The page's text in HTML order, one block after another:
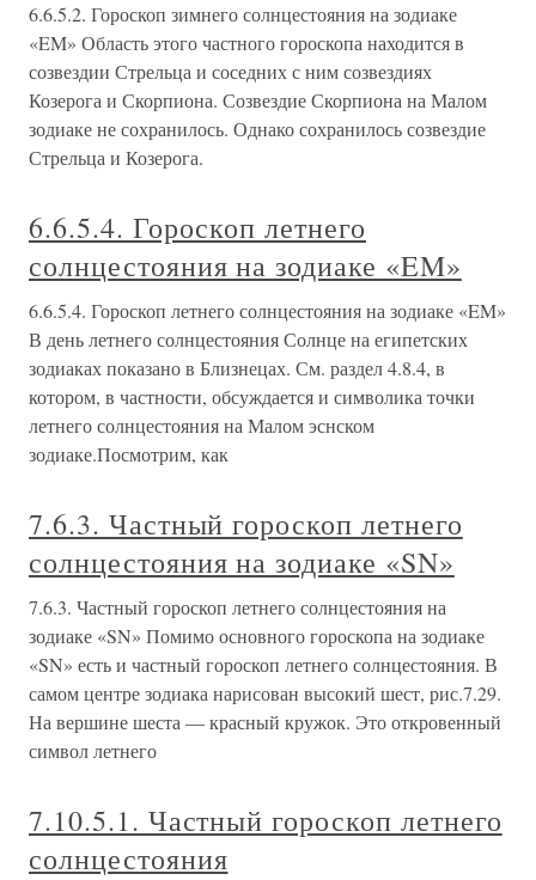
6.6.5.2. Гороскоп зимнего солнцестояния на зодиаке
«EM» Область этого частного гороскопа находится в
созвездии Стрельца и соседних с ним созвездиях
Козерога и Скорпиона. Созвездие Скорпиона на Малом
зодиаке не сохранилось. Однако сохранилось созвездие
Стрельца и Козерога.
6.6.5.4. Гороскоп летнего
солнцестояния на зодиаке «EM»
6.6.5.4. Гороскоп летнего солнцестояния на зодиаке «EM»
В день летнего солнцестояния Солнце на египетских
зодиаках показано в Близнецах. См. раздел 4.8.4, в
котором, в частности, обсуждается и символика точки
летнего солнцестояния на Малом эснском
зодиаке.Посмотрим, как
7.6.3. Частный гороскоп летнего
солнцестояния на зодиаке «SN»
7.6.3. Частный гороскоп летнего солнцестояния на
зодиаке «SN» Помимо основного гороскопа на зодиаке
«SN» есть и частный гороскоп летнего солнцестояния. В
самом центре зодиака нарисован высокий шест, рис.7.29.
На вершине шеста — красный кружок. Это откровенный
символ летнего
7.10.5.1. Частный гороскоп летнего
солнцестояния